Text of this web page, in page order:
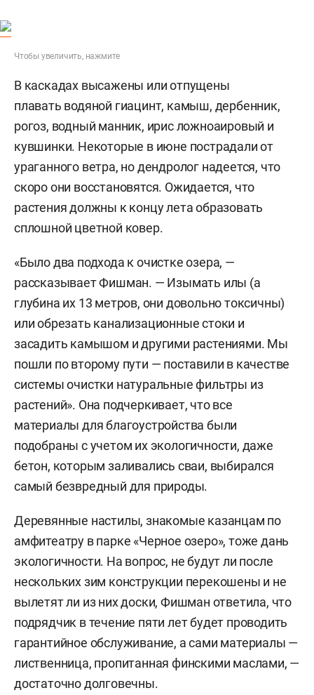
Чтобы увеличить, нажмите
В каскадах высажены или отпущены
плавать водяной гиацинт, камыш, дербенник,
рогоз, водный манник, ирис ложноаировый и
кувшинки. Некоторые в июне пострадали от
ураганного ветра, но дендролог надеется, что
скоро они восстановятся. Ожидается, что
растения должны к концу лета образовать
сплошной цветной ковер.
«Было два подхода к очистке озера, —
рассказывает Фишман. — Изымать илы (а
глубина их 13 метров, они довольно токсичны)
или обрезать канализационные стоки и
засадить камышом и другими растениями. Мы
пошли по второму пути — поставили в качестве
системы очистки натуральные фильтры из
растений». Она подчеркивает, что все
материалы для благоустройства были
подобраны с учетом их экологичности, даже
бетон, которым заливались сваи, выбирался
самый безвредный для природы.
Деревянные настилы, знакомые казанцам по
амфитеатру в парке «Черное озеро», тоже дань
экологичности. На вопрос, не будут ли после
нескольких зим конструкции перекошены и не
вылетят ли из них доски, Фишман ответила, что
подрядчик в течение пяти лет будет проводить
гарантийное обслуживание, а сами материалы —
лиственница, пропитанная финскими маслами, —
достаточно долговечны.